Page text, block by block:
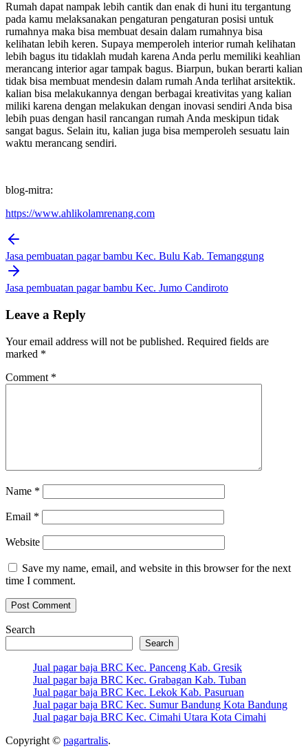
Rumah dapat nampak lebih cantik dan enak di huni itu tergantung
pada kamu melaksanakan pengaturan pengaturan posisi untuk
rumahnya maka bisa membuat desain dalam rumahnya bisa
kelihatan lebih keren. Supaya memperoleh interior rumah kelihatan
lebih bagus itu tidaklah mudah karena Anda perlu memiliki keahlian
merancang interior agar tampak bagus. Biarpun, bukan berarti kalian
tidak bisa membuat mendesin dalam rumah Anda terlihat arsitektik.
kalian bisa melakukannya dengan berbagai kreativitas yang kalian
miliki karena dengan melakukan dengan inovasi sendiri Anda bisa
lebih puas dengan hasil rancangan rumah Anda meskipun tidak
sangat bagus. Selain itu, kalian juga bisa memperoleh sesuatu lain
waktu merancang sendiri.
blog-mitra:
https://www.ahlikolamrenang.com
Post
navigation
Jasa pembuatan pagar bambu Kec. Bulu Kab. Temanggung
Jasa pembuatan pagar bambu Kec. Jumo Candiroto
Leave a Reply
Your email address will not be published. Required fields are
marked *
Comment *
Name *
Email *
Website
Save my name, email, and website in this browser for the next
time I comment.
Search
Search
Jual pagar baja BRC Kec. Panceng Kab. Gresik
Jual pagar baja BRC Kec. Grabagan Kab. Tuban
Jual pagar baja BRC Kec. Lekok Kab. Pasuruan
Jual pagar baja BRC Kec. Sumur Bandung Kota Bandung
Jual pagar baja BRC Kec. Cimahi Utara Kota Cimahi
Copyright © pagartralis.